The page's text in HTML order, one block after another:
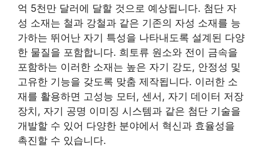
억 5천만 달러에 달할 것으로 예상됩니다. 첨단 자
성 소재는 철과 강철과 같은 기존의 자성 소재를 능
가하는 뛰어난 자기 특성을 나타내도록 설계된 다양
한 물질을 포함합니다. 희토류 원소와 전이 금속을
포함하는 이러한 소재는 높은 자기 강도, 안정성 및
고유한 기능을 갖도록 맞춤 제작됩니다. 이러한 소
재를 활용하면 고성능 모터, 센서, 자기 데이터 저장
장치, 자기 공명 이미징 시스템과 같은 첨단 기술을
개발할 수 있어 다양한 분야에서 혁신과 효율성을
촉진할 수 있습니다.